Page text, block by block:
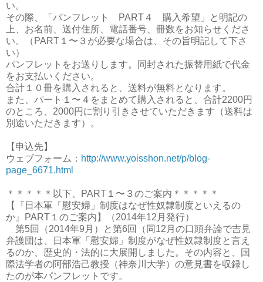
い。
その際、「パンフレット PART４ 購入希望」と明記の
上、お名前、送付住所、電話番号、冊数をお知らせくださ
い。（PART１〜３が必要な場合は、その旨明記して下さ
い）
パンフレットをお送りします。同封された振替用紙で代金
をお支払いください。
合計１０冊を購入されると、送料が無料となります。
また、パート１〜４をまとめて購入されると、合計2200円
のところ、2000円に割り引きさせていただきます（送料は
別途いただきます）。
【申込先】
ウェブフォーム： http://www.yoisshon.net/p/blog-
page_6671.html
＊＊＊＊＊以下、PART１〜３のご案内＊＊＊＊＊
【『日本軍「慰安婦」制度はなぜ性奴隷制度といえるの
か』PART１のご案内】（2014年12月発行）
第5回（2014年9月）と第6回（同12月の口頭弁論で吉見
弁護団は、日本軍「慰安婦」制度がなぜ性奴隷制度と言え
るのか、歴史的・法的に大展開しました。その内容と、国
際法学者の阿部浩己教授（神奈川大学）の意見書を収録し
たのが本パンフレットです。